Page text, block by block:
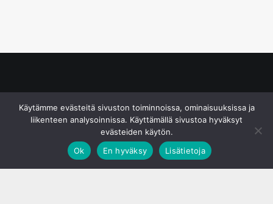
Käytämme evästeitä sivuston toiminnoissa, ominaisuuksissa ja
liikenteen analysoinnissa. Käyttämällä sivustoa hyväksyt
evästeiden käytön.
Ok
En hyväksy Lisätietoja